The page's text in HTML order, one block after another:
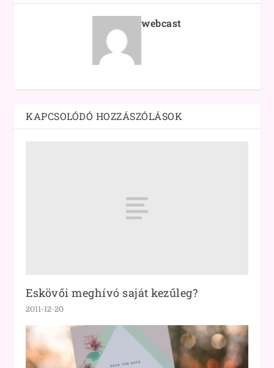
webcast
KAPCSOLÓDÓ HOZZÁSZÓLÁSOK
Eskövői meghívó saját kezűleg?
2011-12-20